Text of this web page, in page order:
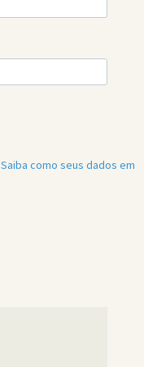
Saiba como seus dados em